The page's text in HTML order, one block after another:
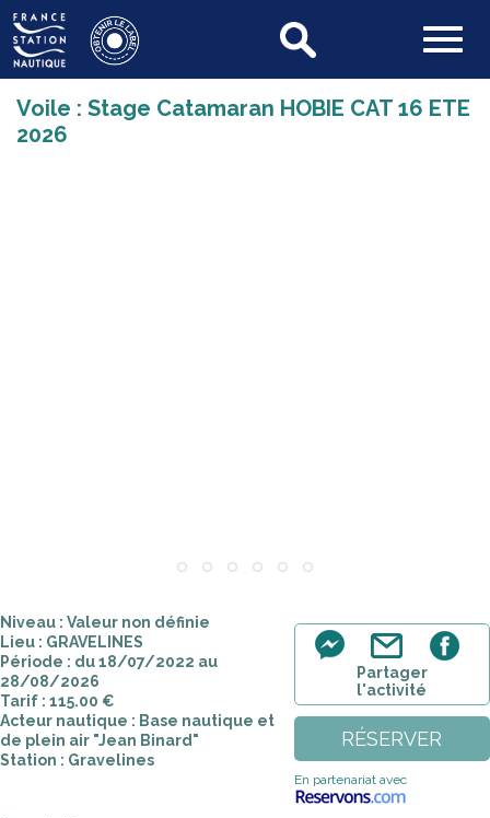
Voile : Stage Catamaran HOBIE CAT 16 ETE
2026
Niveau : Valeur non définie
Lieu : GRAVELINES
Période : du 18/07/2022 au
28/08/2026
Tarif : 115.00 €
Acteur nautique : Base nautique et
de plein air "Jean Binard"
Station : Gravelines
Partager
l'activité
RÉSERVER
En partenariat avec